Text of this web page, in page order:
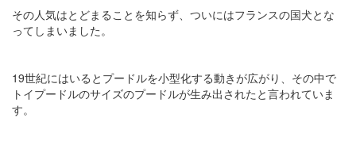
その人気はとどまることを知らず、ついにはフランスの国犬とな
ってしまいました。
19世紀にはいるとプードルを小型化する動きが広がり、その中で
トイプードルのサイズのプードルが生み出されたと言われていま
す。